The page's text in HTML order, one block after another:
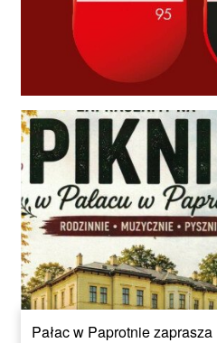
Pałac w Paprotnie